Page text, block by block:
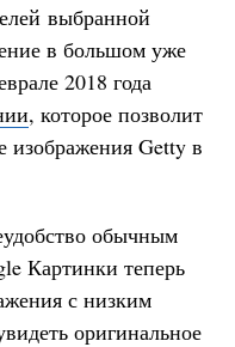
выбранной
в большом уже
2018 года
, которое позволит
изображения Getty в
обычным
Картинки теперь
с низким
оригинальное